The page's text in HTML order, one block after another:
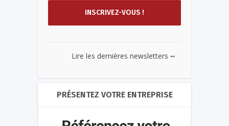
Lire les dernières newsletters ...
PRÉSENTEZ VOTRE ENTREPRISE